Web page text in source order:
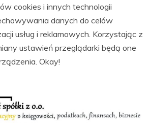
cookies i innych technologii
danych do celów
usług i reklamowych. Korzystając z
ustawień przeglądarki będą one
Okay!